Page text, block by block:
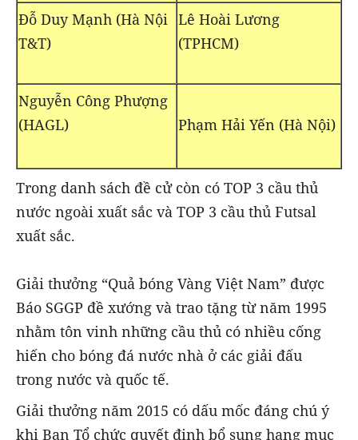
Đỗ Duy Mạnh (Hà Nội
T&T)
Lê Hoài Lương
(TPHCM)
Nguyễn Công Phượng
(HAGL)
Phạm Hải Yến (Hà Nội)
Trong danh sách đề cử còn có TOP 3 cầu thủ
nước ngoài xuất sắc và TOP 3 cầu thủ Futsal
xuất sắc.
Giải thưởng “Quả bóng Vàng Việt Nam” được
Báo SGGP đề xướng và trao tặng từ năm 1995
nhằm tôn vinh những cầu thủ có nhiều cống
hiến cho bóng đá nước nhà ở các giải đấu
trong nước và quốc tế.
Giải thưởng năm 2015 có dấu mốc đáng chú ý
khi Ban Tổ chức quyết định bổ sung hạng mục